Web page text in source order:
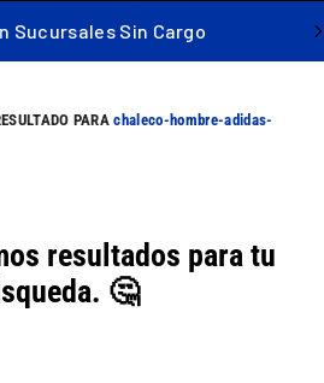
Sucursales Sin Cargo
chaleco-hombre-adidas-
resultados para tu
🤔